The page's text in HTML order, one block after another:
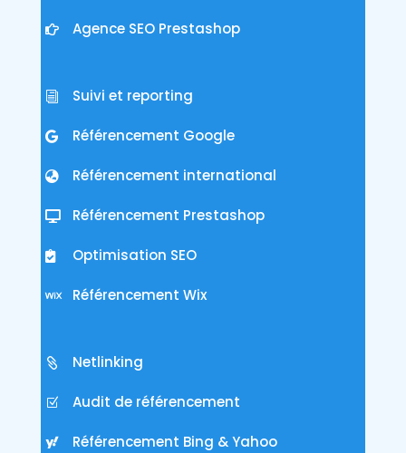
Agence SEO Prestashop
Suivi et reporting
Référencement Google
Référencement international
Référencement Prestashop
Optimisation SEO
Référencement Wix
Netlinking
Audit de référencement
Référencement Bing & Yahoo